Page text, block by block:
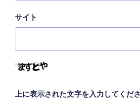
サイト
上に表示された文字を入力してくださ